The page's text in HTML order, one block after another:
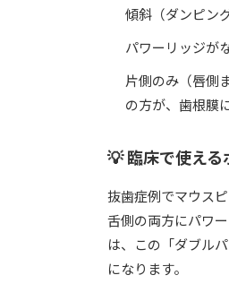
傾斜（ダンピン
パワーリッジが
片側のみ（唇側
の方が、歯根膜
💡 臨床で使える
抜歯症例でマウス
舌側の両方にパワ
は、この「ダブル
になります。